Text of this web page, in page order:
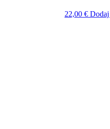
22,00 € Dodaj